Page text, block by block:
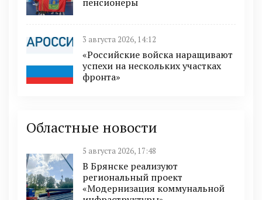
3 августа 2026, 14:12
«Российские войска наращивают
успехи на нескольких участках
фронта»
Областные новости
5 августа 2026, 17:48
В Брянске реализуют
региональный проект
«Модернизация коммунальной